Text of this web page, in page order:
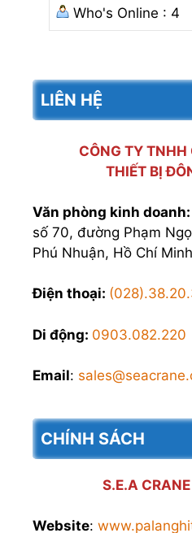
Who's Online : 4
LIÊN HỆ
CÔNG TY TNHH
THIẾT BỊ
Văn phòng kinh doanh:
số 70, đường Phạm
Phú Nhuận, Hồ Chí
Điện thoại:
Di động: 0903.082.220
Email:
CHÍNH SÁCH
S.E.A
Website: